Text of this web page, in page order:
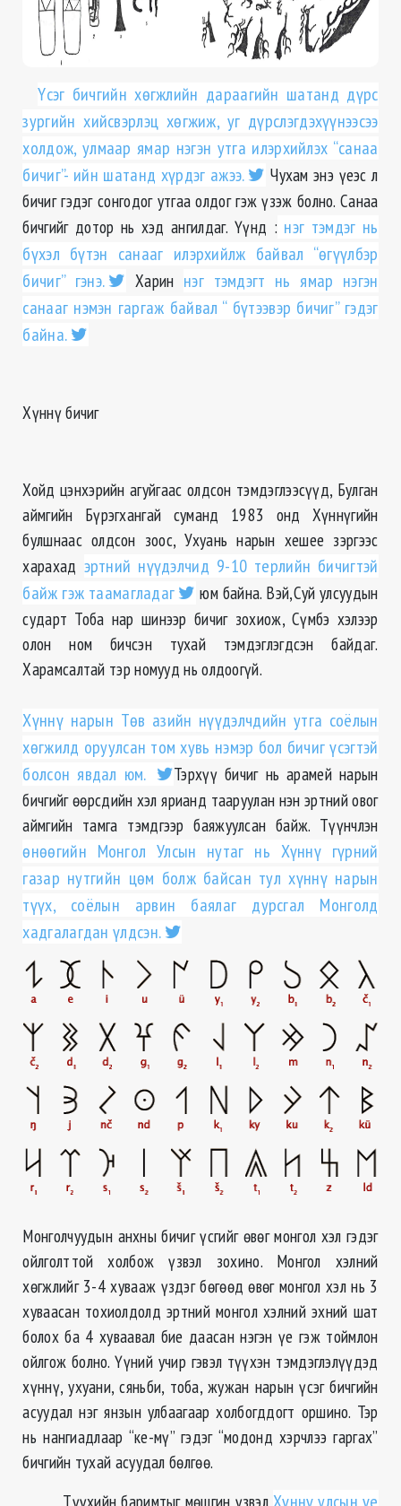
Үсэг бичгийн хөгжлийн дараагийн шатанд дүрс
зургийн хийсвэрлэц хөгжиж, уг дүрслэгдэхүүнээсээ
холдож, улмаар ямар нэгэн утга илэрхийлэх “санаа
бичиг”- ийн шатанд хүрдэг ажээ.
Чухам энэ үеэс л
бичиг гэдэг сонгодог утгаа олдог гэж үзэж болно. Санаа
бичгийг дотор нь хэд ангилдаг. Үүнд : нэг тэмдэг нь
бүхэл бүтэн санааг илэрхийлж байвал “өгүүлбэр
бичиг” гэнэ.
Харин нэг тэмдэгт нь ямар нэгэн
санааг нэмэн гаргаж байвал “ бүтээвэр бичиг” гэдэг
байна.
Хүннү бичиг
Хойд цэнхэрийн агуйгаас олдсон тэмдэглээсүүд, Булган
аймгийн Бүрэгхангай суманд 1983 онд Хүннүгийн
булшнаас олдсон зоос, Ухуань нарын хешее зэргээс
харaхад эртний нүүдэлчид 9-10 терлийн бичигтэй
байж гэж таамагладаг
юм байна. Вэй,Суй улсуудын
сударт Тоба нар шинээр бичиг зохиож, Сүмбэ хэлээр
олон ном бичсэн тухай тэмдэглэгдсэн байдаг.
Харамсалтай тэр номууд нь олдоогүй.
Хүннү нарын Төв азийн нүүдэлчдийн утга соёлын
хөгжилд оруулсан том хувь нэмэр бол бичиг үсэгтэй
болсон явдал юм.
Тэрхүү бичиг нь арамей нарын
бичгийг өөрсдийн хэл ярианд тааруулан нэн эртний овог
аймгийн тамга тэмдгээр баяжуулсан байж. Түүнчлэн
өнөөгийн Монгол Улсын нутаг нь Хүннү гүрний
газар нутгийн цөм болж байсан тул хүннү нарын
түүх, соёлын арвин баялаг дурсгал Монголд
хадгалагдан үлдсэн.
Монголчуудын анхны бичиг үсгийг өвөг монгол хэл гэдэг
ойлголттой холбож үзвэл зохино. Монгол хэлний
хөгжлийг 3-4 хувааж үздэг бөгөөд өвөг монгол хэл нь 3
хуваасан тохиолдолд эртний монгол хэлний эхний шат
болох ба 4 хуваавал бие даасан нэгэн үе гэж тоймлон
ойлгож болно. Үүний учир гэвэл түүхэн тэмдэглэлүүдэд
хүннү, ухуани, сяньби, тоба, жужан нарын үсэг бичгийн
асуудал нэг янзын улбаагаар холбогддогт оршино. Тэр
нь нангиадлаар “ке-мү” гэдэг “модонд хэрчлээ гаргах”
бичгийн тухай асуудал бөлгөө.
Түүхийн баримтыг мөшгин үзвэл